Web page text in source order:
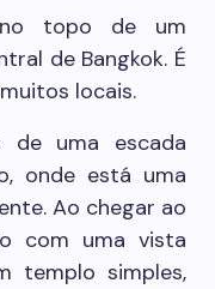
topo de um
de Bangkok. É
locais.
de uma escada
onde está uma
Ao chegar ao
com uma vista
templo simples,